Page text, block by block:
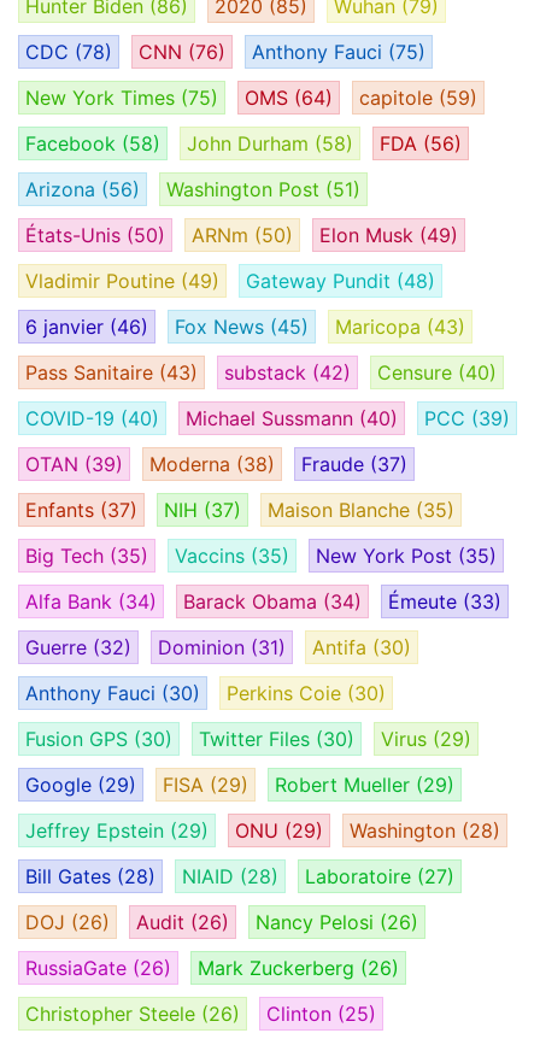
Hunter Biden (86) 2020 (85) Wuhan (79)
CDC (78) CNN (76) Anthony Fauci (75)
New York Times (75) OMS (64) capitole (59)
Facebook (58) John Durham (58) FDA (56)
Arizona (56) Washington Post (51)
États-Unis (50) ARNm (50) Elon Musk (49)
Vladimir Poutine (49) Gateway Pundit (48)
6 janvier (46) Fox News (45) Maricopa (43)
Pass Sanitaire (43) substack (42) Censure (40)
COVID-19 (40) Michael Sussmann (40) PCC (39)
OTAN (39) Moderna (38) Fraude (37)
Enfants (37) NIH (37) Maison Blanche (35)
Big Tech (35) Vaccins (35) New York Post (35)
Alfa Bank (34) Barack Obama (34) Émeute (33)
Guerre (32) Dominion (31) Antifa (30)
Anthony Fauci (30) Perkins Coie (30)
Fusion GPS (30) Twitter Files (30) Virus (29)
Google (29) FISA (29) Robert Mueller (29)
Jeffrey Epstein (29) ONU (29) Washington (28)
Bill Gates (28) NIAID (28) Laboratoire (27)
DOJ (26) Audit (26) Nancy Pelosi (26)
RussiaGate (26) Mark Zuckerberg (26)
Christopher Steele (26) Clinton (25)